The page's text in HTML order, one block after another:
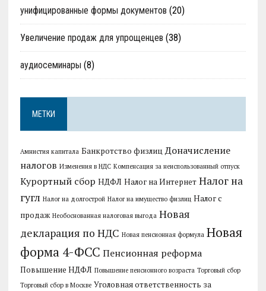
унифицированные формы документов (20)
Увеличение продаж для упрощенцев (38)
аудиосеминары (8)
МЕТКИ
Амнистия капитала Банкротство физлиц Доначисление
налогов Изменения в НДС Компенсация за неиспользованный отпуск
Курортный сбор НДФЛ Налог на Интернет Налог на
гугл Налог на долгострой Налог на имущество физлиц Налог с
продаж Необоснованная налоговая выгода Новая
декларация по НДС Новая пенсионная формула Новая
форма 4-ФСС Пенсионная реформа
Повышение НДФЛ Повышение пенсионного возраста Торговый сбор
Торговый сбор в Москве Уголовная ответственность за